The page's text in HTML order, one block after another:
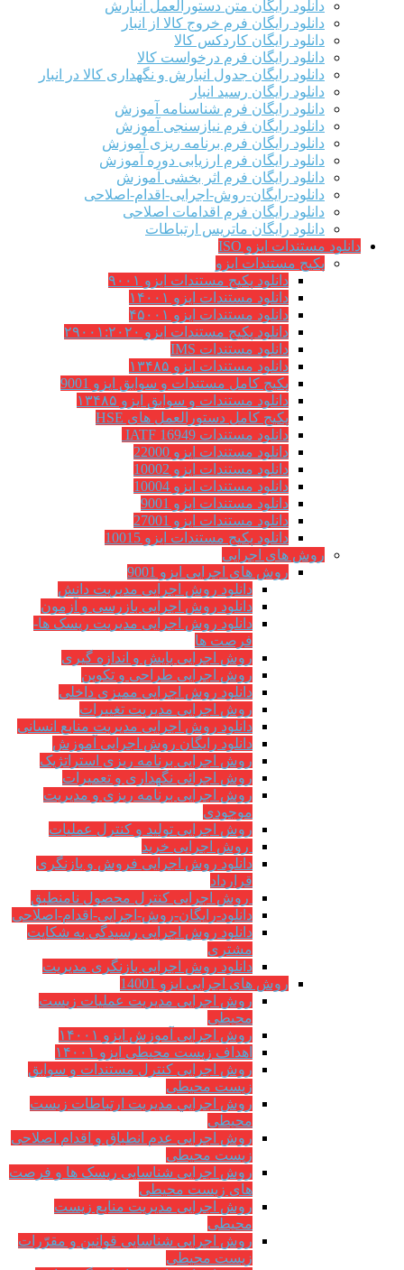
دانلود رایگان متن دستورالعمل انبارش
دانلود رایگان فرم خروج کالا از انبار
دانلود رایگان کاردکس کالا
دانلود رایگان فرم درخواست کالا
دانلود رایگان جدول انبارش و نگهداری کالا در انبار
دانلود رایگان رسید انبار
دانلود رایگان فرم شناسنامه آموزش
دانلود رایگان فرم نیازسنجی آموزش
دانلود رایگان فرم برنامه ریزی آموزش
دانلود رایگان فرم ارزیابی دوره آموزش
دانلود رایگان فرم اثر بخشی آموزش
دانلود-رایگان-روش-اجرایی-اقدام-اصلاحی
دانلود رایگان فرم اقدامات اصلاحی
دانلود رایگان ماتریس ارتباطات
دانلود مستندات ایزو ISO
پکیج مستندات ایزو
دانلود پکیج مستندات ایزو ۹۰۰۱
دانلود مستندات ایزو ۱۴۰۰۱
دانلود مستندات ایزو ۴۵۰۰۱
دانلود پکیج مستندات ایزو ۲۹۰۰۱:۲۰۲۰
دانلود مستندات IMS
دانلود مستندات ایزو ۱۳۴۸۵
پکیج کامل مستندات و سوابق ایزو 9001
دانلود مستندات و سوابق ایزو ۱۳۴۸۵
پکیج کامل دستورالعمل های HSE
دانلود مستندات IATF 16949
دانلود مستندات ایزو 22000
دانلود مستندات ایزو 10002
دانلود مستندات ایزو 10004
دانلود مستندات ایزو 9001
دانلود مستندات ایزو 27001
دانلود پکیج مستندات ایزو 10015
روش های اجرایی
روش های اجرایی ایزو 9001
دانلود روش اجرایی مدیریت دانش
دانلود روش اجرایی بازرسی و آزمون
دانلود روش اجرایی مدیریت ریسک ها-
فرصت ها
روش اجرایی پایش و اندازه گیری
روش اجرایی طراحی و تکوین
دانلود روش اجرایی ممیزی داخلی
روش اجرایی مدیریت تغییرات
دانلود روش اجرایی مدیریت منابع انسانی
دانلود رایگان روش اجرایی آموزش
روش اجرایی برنامه ریزی استراتژیک
روش اجرائی نگهداری و تعمیرات
روش اجرایی برنامه ریزی و مدیریت
موجودی
روش اجرایی تولید و کنترل عملیات
روش اجرایی خرید
دانلود روش اجرایی فروش و بازنگری
قرارداد
روش اجرایی کنترل محصول نامنطبق
دانلود-رایگان-روش-اجرایی-اقدام-اصلاحی
دانلود روش اجرایی رسیدگی به شکایت
مشتری
دانلود روش اجرایی بازنگری مدیریت
روش های اجرایی ایزو 14001
روش اجرایی مدیریت عملیات زیست
محیطی
روش اجرایی آموزش ایزو ۱۴۰۰۱
اهداف زیست محیطی ایزو ۱۴۰۰۱
روش اجرایی کنترل مستندات و سوابق
زیست محیطی
روش اجرايي مدیریت ارتباطات زیست
محیطی
روش اجرایی عدم انطباق و اقدام اصلاحی
زیست محیطی
روش اجرایی شناسایی ریسک ها و فرصت
های زیست محیطی
روش اجرایی مدیریت منابع زیست
محیطی
روش اجرایی شناسایی قوانین و مقرّرات
زیست محیطی